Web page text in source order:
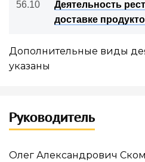
56.10
Деятельность
доставке
Дополнительные виды
указаны
Руководитель
Олег Александрович
возможности:
рисков, интеграция
всего?
Анализ